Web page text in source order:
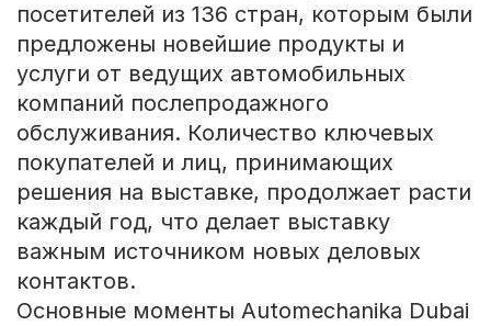
посетителей из 136 стран, которым были
предложены новейшие продукты и
услуги от ведущих автомобильных
компаний послепродажного
обслуживания. Количество ключевых
покупателей и лиц, принимающих
решения на выставке, продолжает расти
каждый год, что делает выставку
важным источником новых деловых
контактов.
Основные моменты Automechanika Dubai